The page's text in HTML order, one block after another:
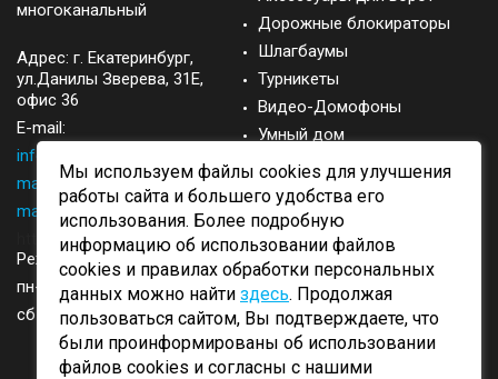
многоканальный
Адрес: г. Екатеринбург,
ул.Данилы Зверева, 31Е,
офис 36
E-mail:
info@came-ekb.ru
manager@came-ekb.ru,
manager2@came-ekb.ru,
https://tt.me/came-ekb
Режим работы:
пн-пт: с 8:00-17:00
сб-вск: выходные
Дорожные блокираторы
Шлагбаумы
Турникеты
Видео-Домофоны
Умный дом
Запасные части
Аксессуары
Мы используем файлы cookies для улучшения
работы сайта и большего удобства его
использования. Более подробную
информацию об использовании файлов
cookies и правилах обработки персональных
данных можно найти здесь. Продолжая
пользоваться сайтом, Вы подтверждаете, что
были проинформированы об использовании
файлов cookies и согласны с нашими